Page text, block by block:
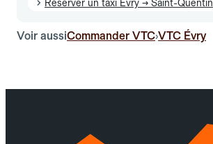
Réserver un taxi Évry → Saint-Quentin
Voir aussiCommander VTC›VTC Évry